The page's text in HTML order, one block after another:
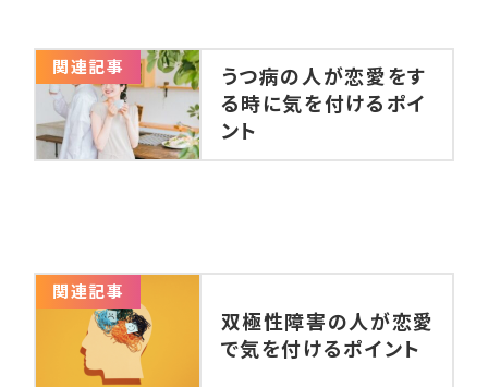
関連記事
うつ病の人が恋愛をす
る時に気を付けるポイ
ント
関連記事
双極性障害の人が恋愛
で気を付けるポイント